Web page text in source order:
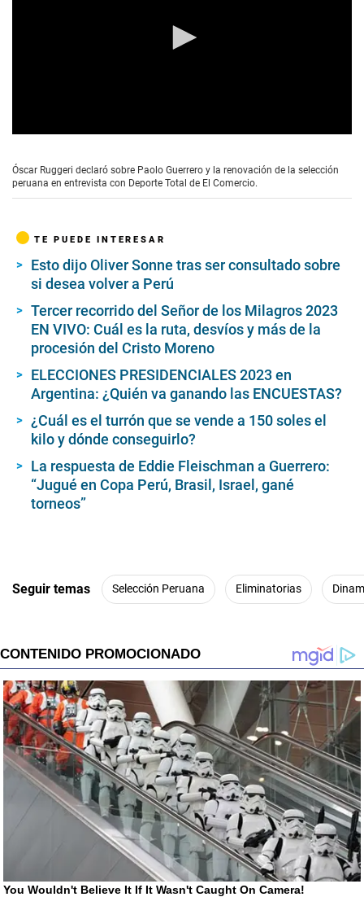
e
c
o
s
o
2
n
e
n
Óscar Ruggeri declaró sobre Paolo Guerrero y la renovación de la selección
peruana en entrevista con Deporte Total de El Comercio.
TE PUEDE INTERESAR
Esto dijo Oliver Sonne tras ser consultado sobre
si desea volver a Perú
Tercer recorrido del Señor de los Milagros 2023
EN VIVO: Cuál es la ruta, desvíos y más de la
procesión del Cristo Moreno
ELECCIONES PRESIDENCIALES 2023 en
Argentina: ¿Quién va ganando las ENCUESTAS?
¿Cuál es el turrón que se vende a 150 soles el
kilo y dónde conseguirlo?
La respuesta de Eddie Fleischman a Guerrero:
“Jugué en Copa Perú, Brasil, Israel, gané
torneos”
Seguir temas Selección Peruana Eliminatorias